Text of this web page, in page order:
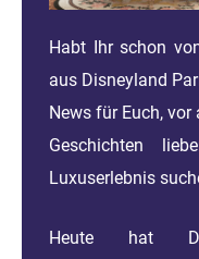
Habt Ihr schon
aus Disneyland
News für Euch,
Geschichten
Luxuserlebnis
Heute hat